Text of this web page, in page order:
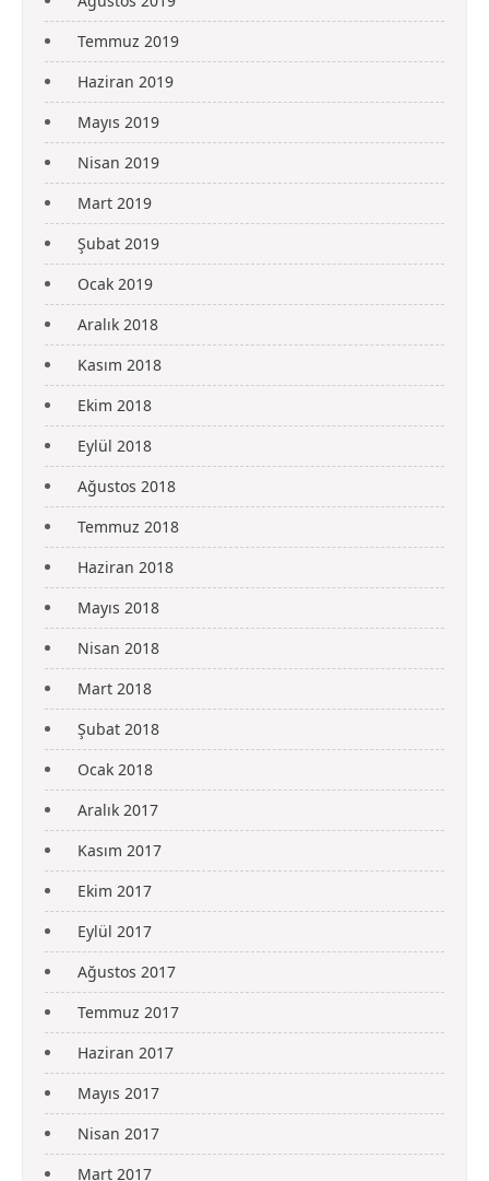
Temmuz 2019
Haziran 2019
Mayıs 2019
Nisan 2019
Mart 2019
Şubat 2019
Ocak 2019
Aralık 2018
Kasım 2018
Ekim 2018
Eylül 2018
Ağustos 2018
Temmuz 2018
Haziran 2018
Mayıs 2018
Nisan 2018
Mart 2018
Şubat 2018
Ocak 2018
Aralık 2017
Kasım 2017
Ekim 2017
Eylül 2017
Ağustos 2017
Temmuz 2017
Haziran 2017
Mayıs 2017
Nisan 2017
Mart 2017